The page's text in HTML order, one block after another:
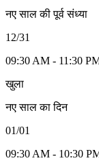
नए साल की पूर्व संध्या
12/31
09:30 AM - 11:30
खुला
नए साल का दिन
01/01
09:30 AM - 10:30